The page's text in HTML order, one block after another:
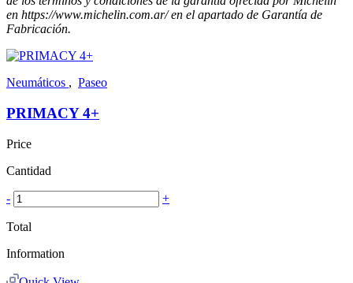
en https://www.michelin.com.ar/ en el apartado de Garantía de
Fabricación.
Neumáticos , Paseo
PRIMACY 4+
Price
Cantidad
- +
Total
Information